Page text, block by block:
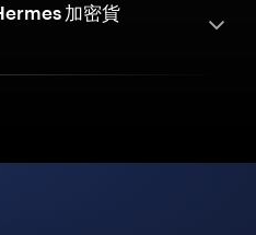
加密貨